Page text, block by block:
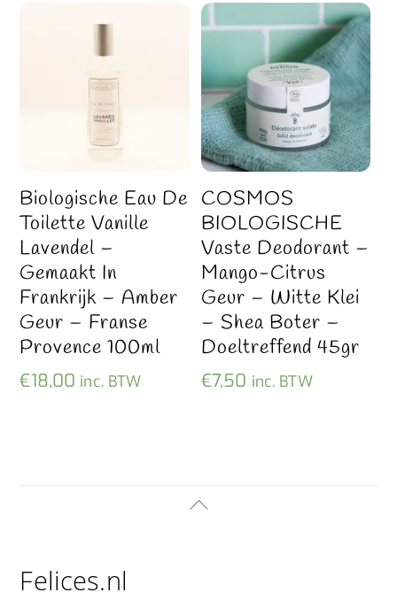
Biologische Eau De
Toilette Vanille
Lavendel –
Gemaakt In
Frankrijk – Amber
Geur – Franse
Provence 100ml
€18,00 inc. BTW
COSMOS
BIOLOGISCHE
Vaste Deodorant –
Mango-Citrus
Geur – Witte Klei
– Shea Boter –
Doeltreffend 45gr
€7,50 inc. BTW
Back
Felices.nl